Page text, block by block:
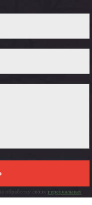
обработку своих персональных